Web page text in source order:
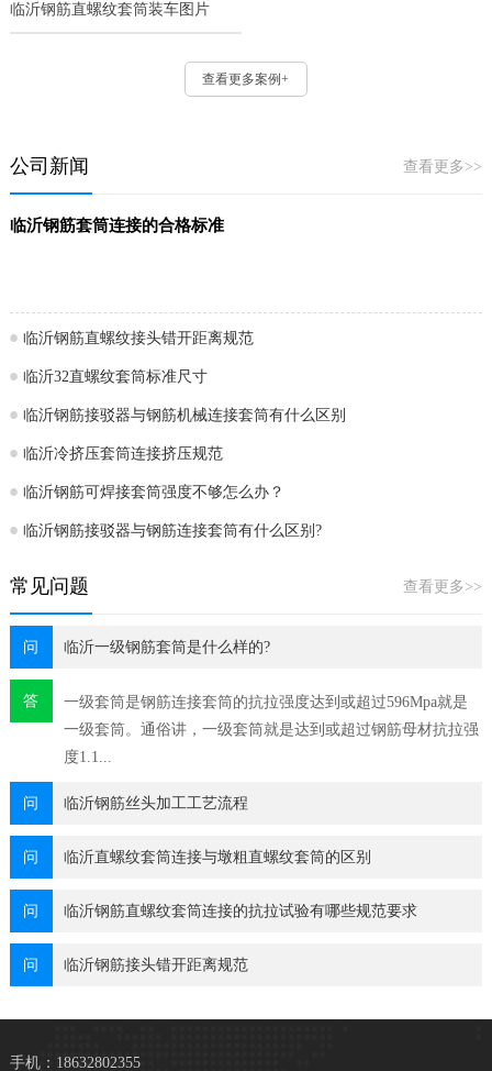
临沂钢筋直螺纹套筒装车图片
查看更多案例+
查看更多>>
公司新闻
临沂钢筋套筒连接的合格标准
临沂钢筋直螺纹接头错开距离规范
临沂32直螺纹套筒标准尺寸
临沂钢筋接驳器与钢筋机械连接套筒有什么区别
临沂冷挤压套筒连接挤压规范
临沂钢筋可焊接套筒强度不够怎么办？
临沂钢筋接驳器与钢筋连接套筒有什么区别?
查看更多>>
常见问题
问 临沂一级钢筋套筒是什么样的?
答
一级套筒是钢筋连接套筒的抗拉强度达到或超过596Mpa就是
一级套筒。通俗讲，一级套筒就是达到或超过钢筋母材抗拉强
度1.1...
问 临沂钢筋丝头加工工艺流程
问 临沂直螺纹套筒连接与墩粗直螺纹套筒的区别
问 临沂钢筋直螺纹套筒连接的抗拉试验有哪些规范要求
问 临沂钢筋接头错开距离规范
手机：18632802355